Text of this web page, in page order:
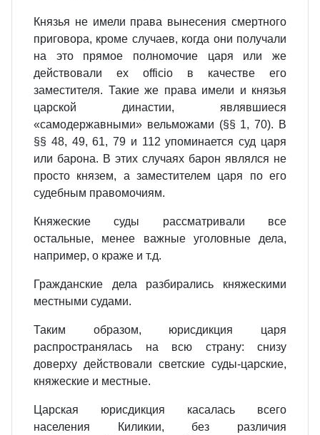
Князья не имели права вынесения смертного
приговора, кроме случаев, когда они получали
на это прямое полномочие царя или же
действовали ex officio в качестве его
заместителя. Такие же права имели и князья
царской династии, являвшиеся
«самодержавными» вельможами (§§ 1, 70). В
§§ 48, 49, 61, 79 и 112 упоминается суд царя
или барона. В этих случаях барон являлся не
просто князем, а заместителем царя по его
судебным правомочиям.
Княжеские суды рассматривали все
остальные, менее важные уголовные дела,
например, о краже и т.д.
Гражданские дела разбирались княжескими
местными судами.
Таким образом, юрисдикция царя
распространялась на всю страну: снизу
доверху действовали светские суды‑царские,
княжеские и местные.
Царская юрисдикция касалась всего
населения Киликии, без различия